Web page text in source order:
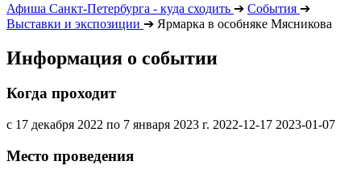
Афиша Санкт-Петербурга - куда сходить ➔ События ➔
Выставки и экспозиции ➔ Ярмарка в особняке Мясникова
Информация о событии
Когда проходит
с 17 декабря 2022 по 7 января 2023 г. 2022-12-17 2023-01-07
Место проведения